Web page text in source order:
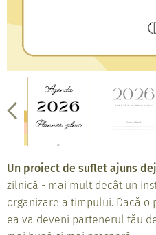
Un proiect de suflet ajuns
zilnică - mai mult decât un
organizare a timpului. Dacă o
ea va deveni partenerul tău